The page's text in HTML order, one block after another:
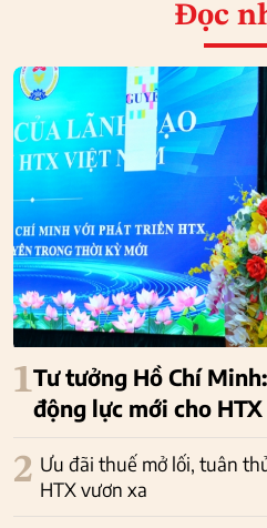
Đọc
1Tư tưởng Hồ Chí
động lực mới cho HTX
2 Ưu đãi thuế mở lối, tuân
HTX vươn xa